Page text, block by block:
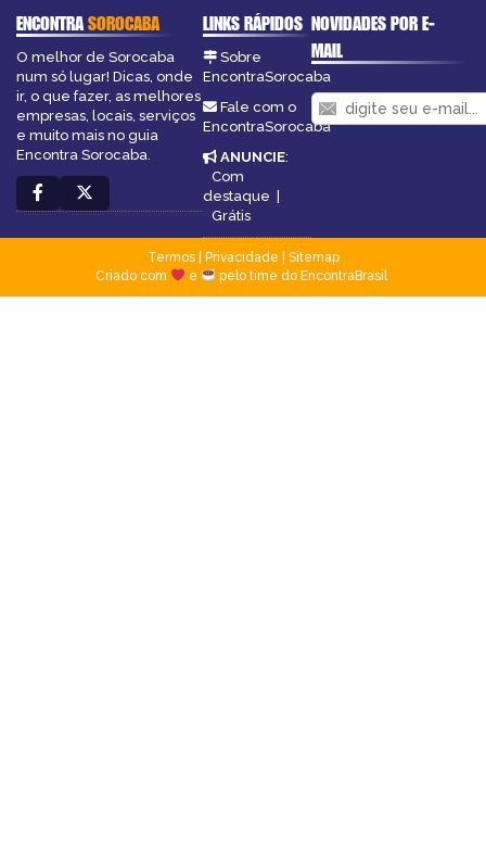
ENCONTRASOROCABA
O melhor de Sorocaba
num só lugar! Dicas, onde
ir, o que fazer, as melhores
empresas, locais, serviços
e muito mais no guia
Encontra Sorocaba.
LINKS RÁPIDOS
Sobre
EncontraSorocaba
Fale com o
EncontraSorocaba
ANUNCIE:
Com
destaque |
Grátis
NOVIDADES POR E-
MAIL
Termos| Privacidade
Sitemap
Criado com
e pelo time do EncontraBrasil